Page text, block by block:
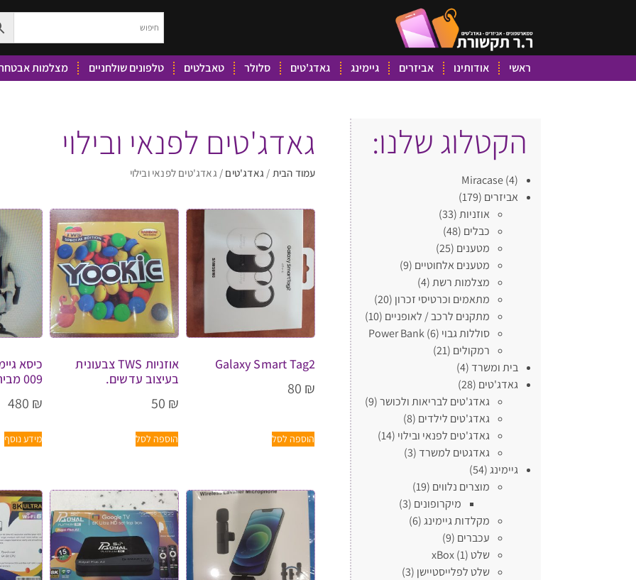
ראשי אודותינו אביזרים גיימינג גאדג'טים סלולר טאבלטים טלפונים שולחניים מצלמות
הקטלוג שלנו:
Miracase (4)
אביזרים (179)
אוזניות(33)
כבלים (48)
מטענים (25)
מטענים אלחוטיים (9)
מצלמות רשת(4)
מתאמים וכרטיסי זכרון (20)
מתקנים לרכב / לאופניים (10)
סוללות גבוי Power Bank (6)
רמקולים (21)
בית ומשרד(4)
גאדג'טים (28)
גאדג'טים לבריאות ולכושר(9)
גאדג'טים לילדים (8)
גאדג'טים לפנאי ובילוי (14)
גאדגטים למשרד(3)
גיימינג(54)
מוצרים נלווים (19)
מיקרופונים (3)
מקלדות גיימינג(6)
עכברים (9)
שלט xBox(1)
שלט לפלייסטיישן (3)
גאדג'טים לפנאי ובילוי
עמוד הבית / גאדג'טים / גאדג'טים לפנאי ובילוי
Galaxy Smart Tag2
80 ₪
הוספה לסל
אוזניות TWS צבעונית
בעיצוב עדשים.
50 ₪
הוספה לסל
009 מבית Octopus
480 ₪
מידע נוסף